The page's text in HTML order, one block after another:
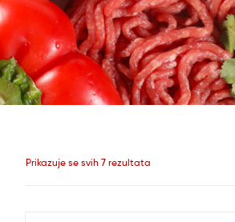
Prikazuje se svih 7 rezultata